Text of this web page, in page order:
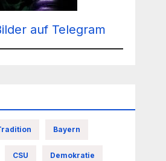
auf Telegram
Bayern
CSU Demokratie